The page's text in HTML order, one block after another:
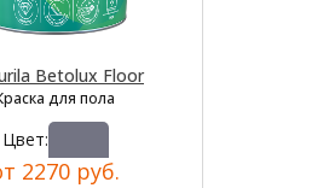
Betolux Floor
для пола
Цвет:
2270 руб.